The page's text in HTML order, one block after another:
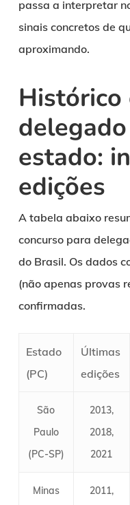
passa a interpretar
sinais concretos de
aproximando.
Histórico
estado:
edições
A tabela abaixo
concurso para
do Brasil. Os dados
(não apenas provas
confirmadas.
Estado
(PC)
Últimas
edições
São
Paulo
(PC-SP)
2013,
2018,
2021
Minas
2011,